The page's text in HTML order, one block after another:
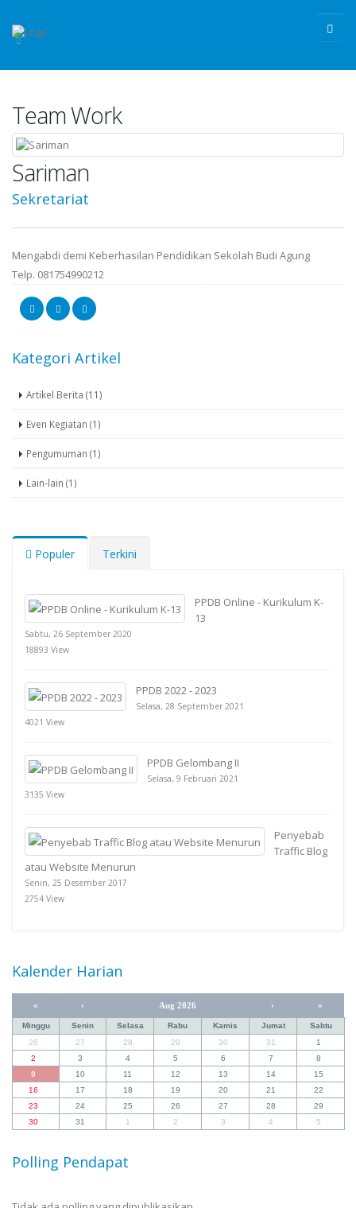
Team Work
Sariman
Sekretariat
Mengabdi demi Keberhasilan Pendidikan Sekolah Budi Agung
Telp. 081754990212
Kategori Artikel
Artikel Berita (11)
Even Kegiatan (1)
Pengumuman (1)
Lain-lain (1)
Populer Terkini
PPDB Online - Kurikulum K-
13
Sabtu, 26 September 2020
18893 View
PPDB 2022 - 2023
Selasa, 28 September 2021
4021 View
PPDB Gelombang II
Selasa, 9 Februari 2021
3135 View
Penyebab
Traffic Blog
atau Website Menurun
Senin, 25 Desember 2017
2754 View
Kalender Harian
« ‹ Aug 2026 › »
Minggu Senin Selasa Rabu Kamis Jumat
Sabtu
26
27 28 29 30 31
1
2
3 4 5 6 7
8
9
10 11 12 13 14
15
16
17 18 19 20 21
22
23
24 25 26 27 28
29
30
31 1 2 3 4 5
Polling Pendapat